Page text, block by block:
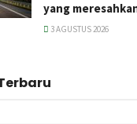
yang
3 AGUSTUS 2026